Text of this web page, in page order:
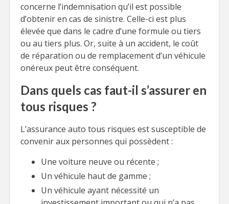
concerne l’indemnisation qu’il est possible
d’obtenir en cas de sinistre. Celle-ci est plus
élevée que dans le cadre d’une formule ou tiers
ou au tiers plus. Or, suite à un accident, le coût
de réparation ou de remplacement d’un véhicule
onéreux peut être conséquent.
Dans quels cas faut-il s’assurer en
tous risques ?
L’assurance auto tous risques est susceptible de
convenir aux personnes qui possèdent :
Une voiture neuve ou récente ;
Un véhicule haut de gamme ;
Un véhicule ayant nécessité un